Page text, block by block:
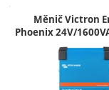
Měnič Victron
Phoenix 24V/